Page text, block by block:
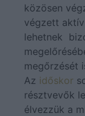
közösen
végzett
lehetnek
megőrzését
Az időskor
résztvevők
élvezzük a